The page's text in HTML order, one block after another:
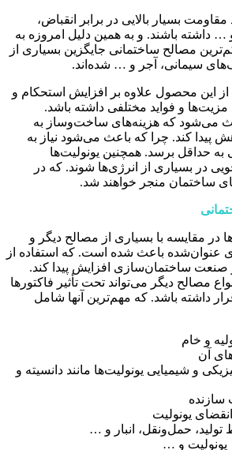
بسیار بالایی در برابر انقباض،
داشته باشند. و به همین دلیل امروزه به
مصالح ساختمانی جایگزین بسیاری از
سیمانی، آجر و … شده‌اند.
این محصول علاوه بر افزایش استحکام و
و فواید مختلفی داشته باشد.
می‌شود که هزینه‌های ساخت‌وساز به
پیدا کند. چرا که باعث می‌شود نیاز به
حداقل برسد. همچنین یونولیت‌ها
در بسیاری از انرژی‌ها شوند. که در
ساختمان منجر خواهند شد.
در مقایسه با بسیاری از مصالح دیگر و
عنوان‌شده باعث شده است. که استفاده از
صنعت ساختمان‌سازی افزایش پیدا کند.
مصالح دیگر می‌تواند تحت تأثیر فاکتورها
داشته باشد. که مهم‌ترین آنها شامل
و خام
آن
و شیمیایی یونولیت‌ها مانند دانسیته و
یونولیت
حمل‌ونقل، انبار و …
و …